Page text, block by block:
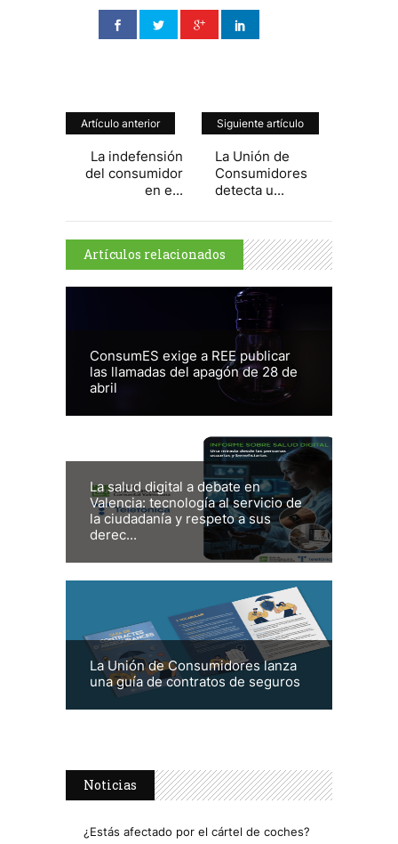
Artículo anterior
La indefensión
del consumidor
en e...
Siguiente artículo
La Unión de
Consumidores
detecta u...
Artículos relacionados
ConsumES exige a REE publicar
las llamadas del apagón de 28 de
abril
La salud digital a debate en
Valencia: tecnología al servicio de
la ciudadanía y respeto a sus
derec...
La Unión de Consumidores lanza
una guía de contratos de seguros
Noticias
¿Estás afectado por el cártel de coches?